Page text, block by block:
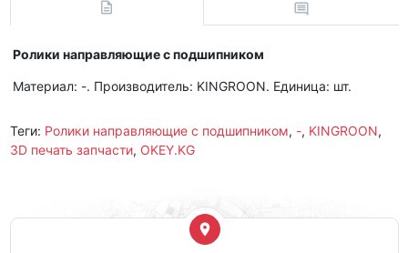
Ролики направляющие с подшипником
Материал: -. Производитель: KINGROON. Единица: шт.
Теги: Ролики направляющие с подшипником, -, KINGROON,
3D печать запчасти, OKEY.KG